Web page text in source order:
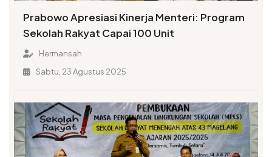
Prabowo Apresiasi Kinerja Menteri: Program
Sekolah Rakyat Capai 100 Unit
Hermansah
Sabtu, 23 Agustus 2025